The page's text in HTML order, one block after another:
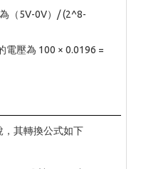
（5V-0V）/ (2^8-
電壓為 100 × 0.0196 =
，其轉換公式如下